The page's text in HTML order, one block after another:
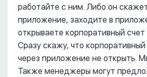
работайте с ним. Либо он
приложение, заходите в
открываете корпоративный счет
Сразу скажу, что
через приложение не открыть.
Также менеджеры могут